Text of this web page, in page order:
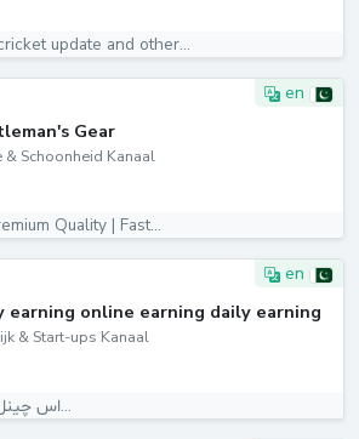
update and other...
en
Gear
& Schoonheid Kanaal
Quality | Fast...
en
earning online earning daily earning
& Start-ups Kanaal
"اس چینل پر آپ کو روزانہ پیسے...